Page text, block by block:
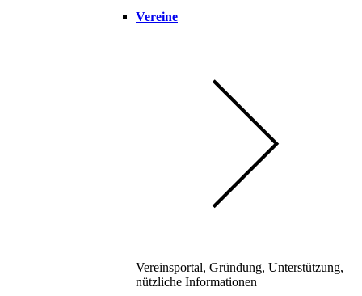
Vereine
Vereinsportal, Gründung, Unterstützung,
nützliche Informationen